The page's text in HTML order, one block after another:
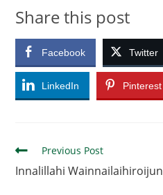
Share this post
Facebook Twitter
LinkedIn Pinterest
Read
more
articles
Previous Post
Innalillahi Wainnailaihiroijun